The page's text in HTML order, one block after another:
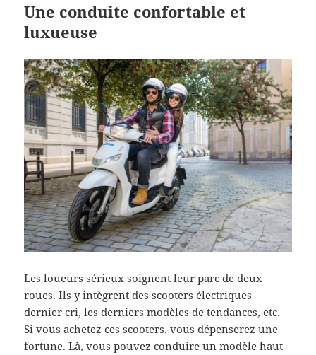
Une conduite confortable et
luxueuse
Les loueurs sérieux soignent leur parc de deux
roues. Ils y intègrent des scooters électriques
dernier cri, les derniers modèles de tendances, etc.
Si vous achetez ces scooters, vous dépenserez une
fortune. Là, vous pouvez conduire un modèle haut